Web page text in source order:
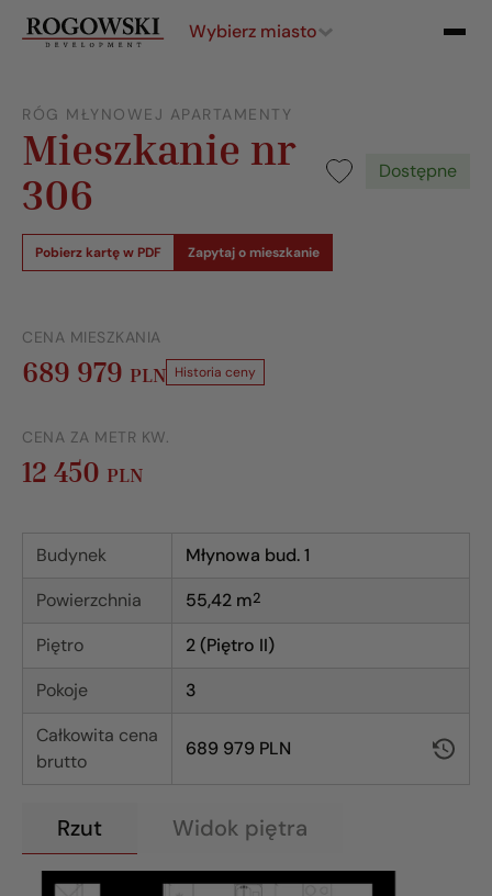
Wybierz miasto
RÓG MŁYNOWEJ APARTAMENTY
Mieszkanie nr
306
Dostępne
Pobierz kartę w PDF Zapytaj o mieszkanie
CENA MIESZKANIA
689 979 PLN Historia ceny
CENA ZA METR KW.
12 450 PLN
Budynek
Młynowa bud. 1
Powierzchnia
55,42 m2
Piętro
2 (Piętro II)
Pokoje
3
Całkowita cena
brutto
689 979 PLN
Rzut Widok piętra